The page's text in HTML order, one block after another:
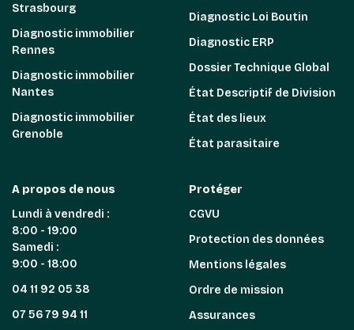
Strasbourg
Diagnostic immobilier
Rennes
Diagnostic immobilier
Nantes
Diagnostic immobilier
Grenoble
Diagnostic Loi Boutin
Diagnostic ERP
Dossier Technique Global
État Descriptif de Division
État des lieux
État parasitaire
A propos de nous
Lundi à vendredi :
8:00 - 19:00
Samedi :
9:00 - 18:00
04 11 92 05 38
07 56 79 94 11
Protéger
CGVU
Protection des données
Mentions légales
Ordre de mission
Assurances